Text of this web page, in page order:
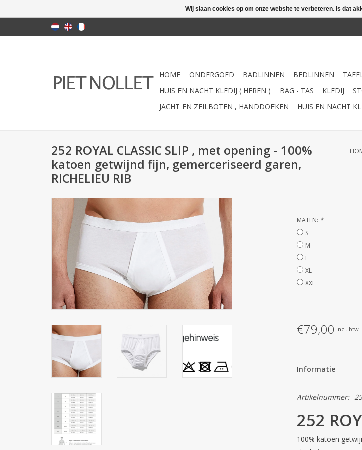
HOME ONDERGOED BADLINNEN BEDLINNEN
HUIS EN NACHT KLEDIJ ( HEREN )
BAG - TAS KLEDIJ
JACHT EN ZEILBOTEN , HANDDOEKEN
HUIS EN NACHT
252 ROYAL CLASSIC SLIP , met opening - 100%
katoen getwijnd fijn, gemerceriseerd garen,
RICHELIEU RIB
MATEN: *
S
M
L
XL
XXL
€79,00 Incl. btw
Informatie
Artikelnummer:
252
100% katoen
Wij slaan cookies op om onze website te verbeteren. Is dat